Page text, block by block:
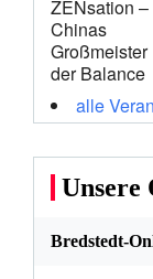
alle
Unsere
Bredstedt-